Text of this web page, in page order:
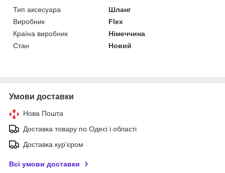
Тип аксесуара
Шланг
Виробник
Flex
Країна виробник
Німеччина
Стан
Новий
Умови доставки
Нова Пошта
Доставка товару по Одесі і області
Доставка кур'єром
Всі умови доставки